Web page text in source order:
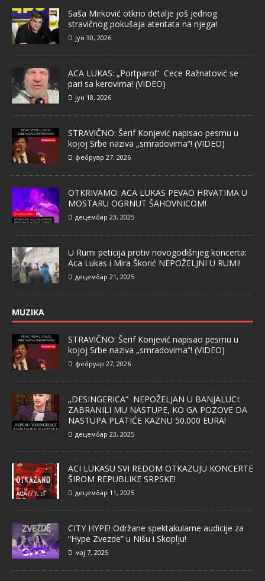
Saša Mirković otkrio detalje još jednog
stravičnog pokušaja atentata na njega!
јун 30, 2026
ACA LUKAS: „Portparol“ Cece Ražnatović se
pari sa kerovima! (VIDEO)
јун 18, 2026
STRAVIČNO: Šerif Konjević napisao pesmu u
kojoj Srbe naziva „smradovima“! (VIDEO)
фебруар 27, 2026
OTKRIVAMO: ACA LUKAS PEVAO HRVATIMA U
MOSTARU OGRNUT ŠAHOVNICOM!
децембар 23, 2025
U Rumi peticija protiv novogodišnjeg koncerta:
Aca Lukas i Mira Škorić NEPOŽELJNI U RUMI!
децембар 21, 2025
MUZIKA
STRAVIČNO: Šerif Konjević napisao pesmu u
kojoj Srbe naziva „smradovima“! (VIDEO)
фебруар 27, 2026
„DESINGERICA“ NEPOŽELJAN U BANJALUCI:
ZABRANILI MU NASTUPE, KO GA POZOVE DA
NASTUPA PLATIĆE KAZNU 50.000 EURA!
децембар 23, 2025
ACI LUKASU SVI REDOM OTKAZUJU KONCERTE
ŠIROM REPUBLIKE SRPSKE!
децембар 11, 2025
CITY HYPE! Održane spektakularne audicije za
“Hype Zvezde” u Nišu i Skoplju!
мај 7, 2025